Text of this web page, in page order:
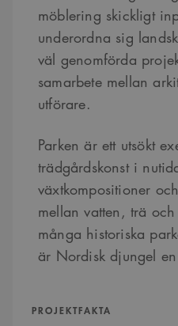
möblering skickligt
underordna sig
väl genomförda
samarbete mellan
utförare.
Parken är ett utsökt
trädgårdskonst i
växtkompositioner
mellan vatten, trä
många historiska
är Nordisk djungel
PROJEKTFAKTA